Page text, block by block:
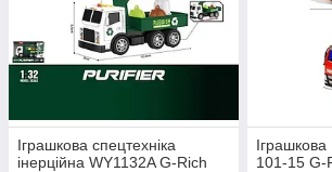
Іграшкова спецтехніка
інерційна WY1132A G-Rich
101-15 G-